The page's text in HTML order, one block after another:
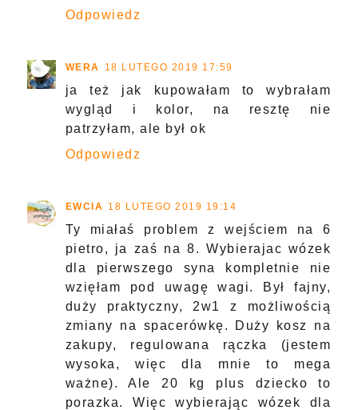
Odpowiedz
WERA 18 LUTEGO 2019 17:59
ja też jak kupowałam to wybrałam
wygląd i kolor, na resztę nie
patrzyłam, ale był ok
Odpowiedz
EWCIA 18 LUTEGO 2019 19:14
Ty miałaś problem z wejściem na 6
pietro, ja zaś na 8. Wybierajac wózek
dla pierwszego syna kompletnie nie
wzięłam pod uwagę wagi. Był fajny,
duży praktyczny, 2w1 z możliwością
zmiany na spacerówkę. Duży kosz na
zakupy, regulowana rączka (jestem
wysoka, więc dla mnie to mega
ważne). Ale 20 kg plus dziecko to
porazka. Więc wybierając wózek dla